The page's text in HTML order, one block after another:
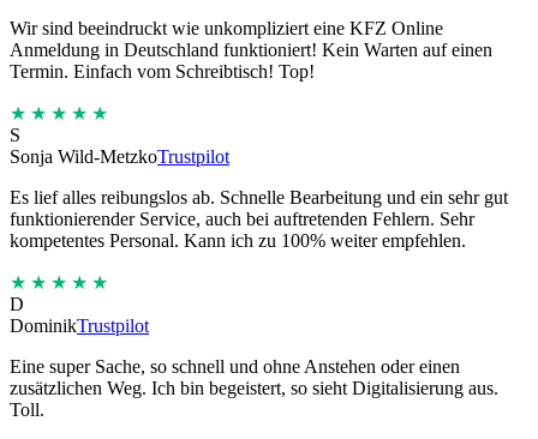
Wir sind beeindruckt wie unkompliziert eine KFZ Online
Anmeldung in Deutschland funktioniert! Kein Warten auf einen
Termin. Einfach vom Schreibtisch! Top!
★★★★★
S
Sonja Wild-MetzkoTrustpilot
Es lief alles reibungslos ab. Schnelle Bearbeitung und ein sehr gut
funktionierender Service, auch bei auftretenden Fehlern. Sehr
kompetentes Personal. Kann ich zu 100% weiter empfehlen.
★★★★★
D
DominikTrustpilot
Eine super Sache, so schnell und ohne Anstehen oder einen
zusätzlichen Weg. Ich bin begeistert, so sieht Digitalisierung aus.
Toll.